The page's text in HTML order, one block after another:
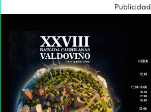
Publicidad